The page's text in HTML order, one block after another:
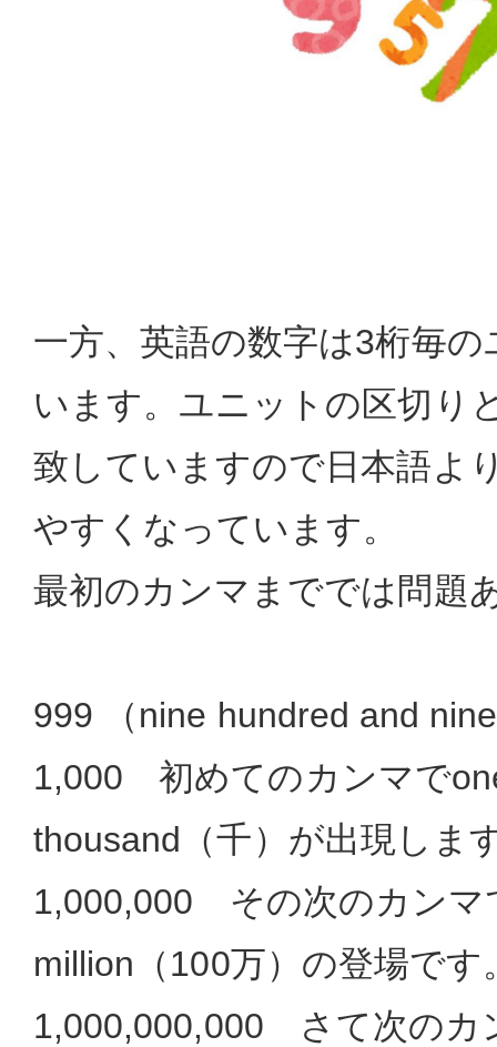
一方、英語の数字は3桁毎
います。ユニットの区切り
致していますので日本語よ
やすくなっています。
最初のカンマまででは問題
999 （nine hundred and
1,000 初めてのカンマで
thousand（千）が出現しま
1,000,000 その次のカンマ
million（100万）の登場です
1,000,000,000 さて次のカ